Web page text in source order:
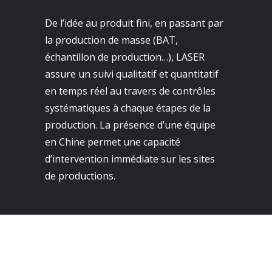
De l’idée au produit fini, en passant par
la production de masse (BAT,
échantillon de production…), LASER
assure un suivi qualitatif et quantitatif
en temps réel au travers de contrôles
systématiques à chaque étapes de la
production. La présence d’une équipe
en Chine permet une capacité
d’intervention immédiate sur les sites
de productions.